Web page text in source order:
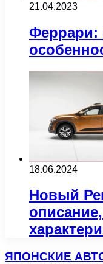
21.04.2023
Феррари:
18.06.2024
Новый
ЯПОНСКИЕ